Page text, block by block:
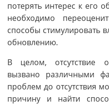
потерять интерес к его
необходимо
способы стимулировать
обновлению.
В целом, отсутствие
вызвано различными
проблем до отсутствия
причину и найти